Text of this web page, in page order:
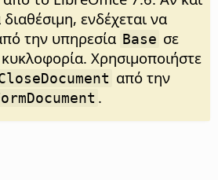
ενδέχεται να
την υπηρεσία Base σε
Χρησιμοποιήστε
από την
.